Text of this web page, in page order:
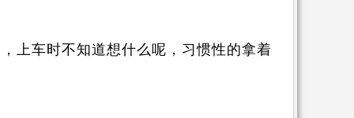
上车时不知道想什么呢，习惯性的拿着